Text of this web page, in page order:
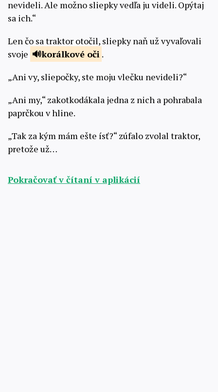
nevideli. Ale možno sliepky vedľa ju videli. Opýtaj
sa ich.“
Len čo sa traktor otočil, sliepky naň už vyvaľovali
svoje
korálkové oči .
„Ani vy, sliepočky, ste moju vlečku nevideli?“
„Ani my,“ zakotkodákala jedna z nich a pohrabala
paprčkou v hline.
„Tak za kým mám ešte ísť?“ zúfalo zvolal traktor,
pretože už…
Pokračovať v čítaní v aplikácií